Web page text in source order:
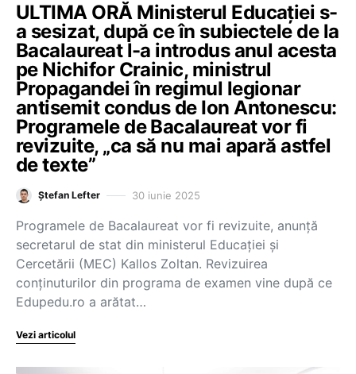
ULTIMA ORĂ Ministerul Educației s-
a sesizat, după ce în subiectele de la
Bacalaureat l-a introdus anul acesta
pe Nichifor Crainic, ministrul
Propagandei în regimul legionar
antisemit condus de Ion Antonescu:
Programele de Bacalaureat vor fi
revizuite, „ca să nu mai apară astfel
de texte”
Ștefan Lefter 30 iunie 2025
Programele de Bacalaureat vor fi revizuite, anunță
secretarul de stat din ministerul Educației și
Cercetării (MEC) Kallos Zoltan. Revizuirea
conținuturilor din programa de examen vine după ce
Edupedu.ro a arătat…
Vezi articolul